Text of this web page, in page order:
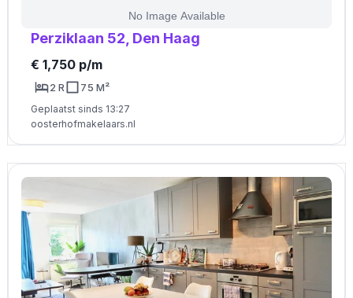
Perziklaan 52, Den Haag
€ 1,750 p/m
2 R 75 M²
Geplaatst sinds 13:27
oosterhofmakelaars.nl